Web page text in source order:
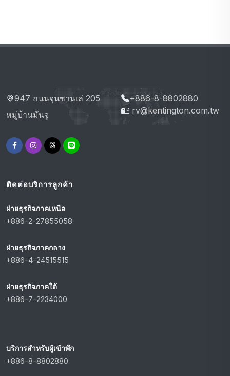
947 ถนนจุนซานเล่ 205
หมู่บ้านมันจู
+886-8-8802880
rv@kentington.com.tw
ติดต่อบริการลูกค้า
ฝ่ายธุรกิจภาคเหนือ
+886-2-27855058
ฝ่ายธุรกิจภาคกลาง
+886-4-24515515
ฝ่ายธุรกิจภาคใต้
+886-7-2234000
บริการสำหรับผู้เข้าพัก
+886-8-8802880